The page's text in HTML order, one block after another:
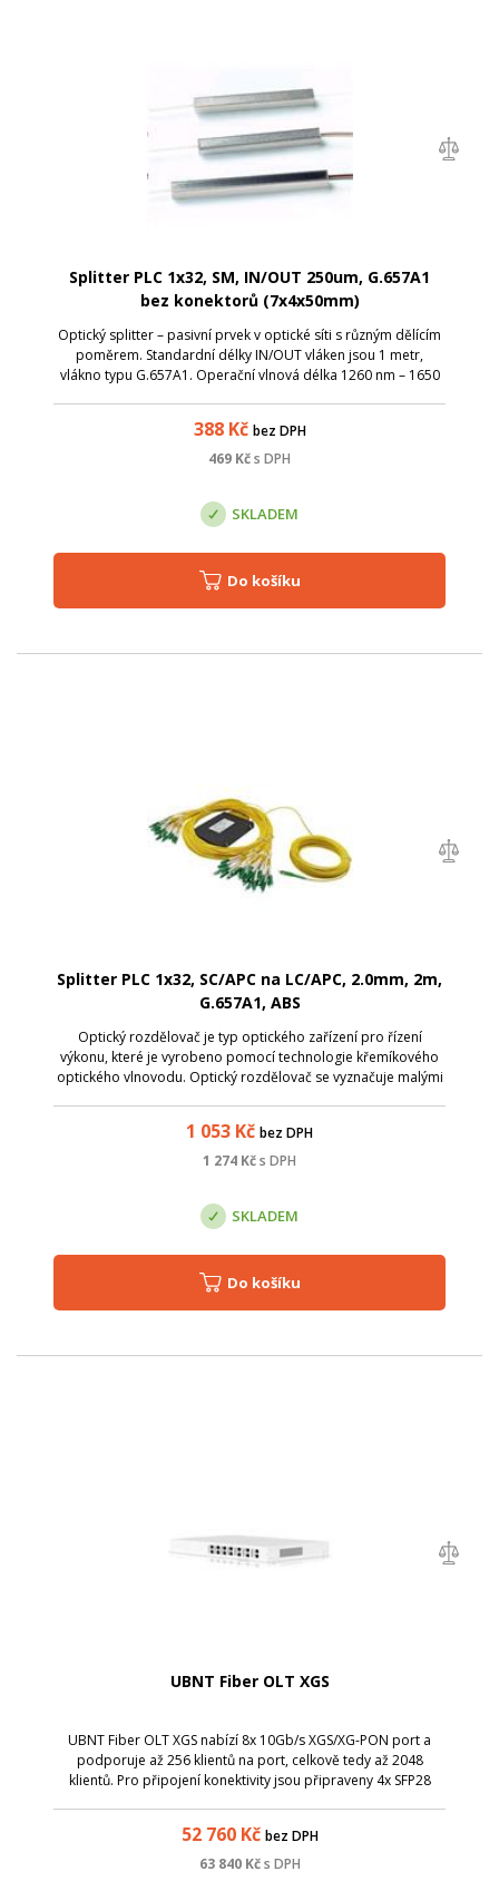
Splitter PLC 1x32, SM, IN/OUT 250um, G.657A1
bez konektorů (7x4x50mm)
Optický splitter – pasivní prvek v optické síti s různým dělícím
poměrem. Standardní délky IN/OUT vláken jsou 1 metr,
vlákno typu G.657A1. Operační vlnová délka 1260 nm – 1650
388Kč bez DPH
469 Kčs DPH
SKLADEM
Do košíku
Splitter PLC 1x32, SC/APC na LC/APC, 2.0mm, 2m,
G.657A1, ABS
Optický rozdělovač je typ optického zařízení pro řízení
výkonu, které je vyrobeno pomocí technologie křemíkového
optického vlnovodu. Optický rozdělovač se vyznačuje malými
1 053 Kč bez DPH
1 274 Kčs DPH
SKLADEM
Do košíku
UBNT Fiber OLT XGS
UBNT Fiber OLT XGS nabízí 8x 10Gb/s XGS/XG-PON port a
podporuje až 256 klientů na port, celkově tedy až 2048
klientů. Pro připojení konektivity jsou připraveny 4x SFP28
52 760Kč bez DPH
63 840Kč s DPH